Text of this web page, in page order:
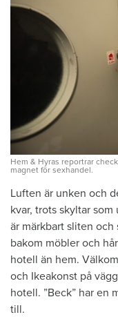
Hem & Hyras reportrar
magnet för sexhandel.
Luften är unken och
kvar, trots skyltar
är märkbart sliten
bakom möbler och
hotell än hem.
och Ikeakonst på
hotell. ”Beck” har en
till.